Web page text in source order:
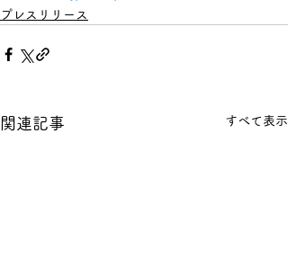
プレスリリース
関連記事 すべて表示